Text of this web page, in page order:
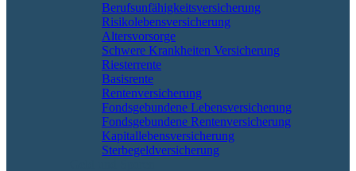
Berufs­unfähigkeitsversicherung
Risikolebensversicherung
Altersvorsorge
Schwere Krankheiten Versicherung
Riesterrente
Basisrente
Rentenversicherung
Fondsgebundene Lebensversicherung
Fondsgebundene Rentenversicherung
Kapitallebensversicherung
Sterbegeldversicherung